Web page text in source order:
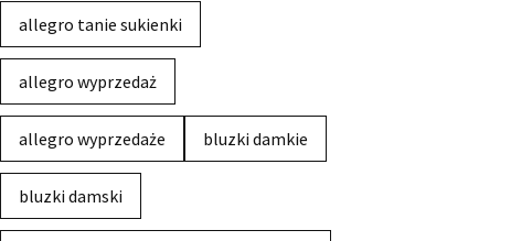
allegro tanie sukienki
allegro wyprzedaż
allegro wyprzedaże bluzki damkie
bluzki damski